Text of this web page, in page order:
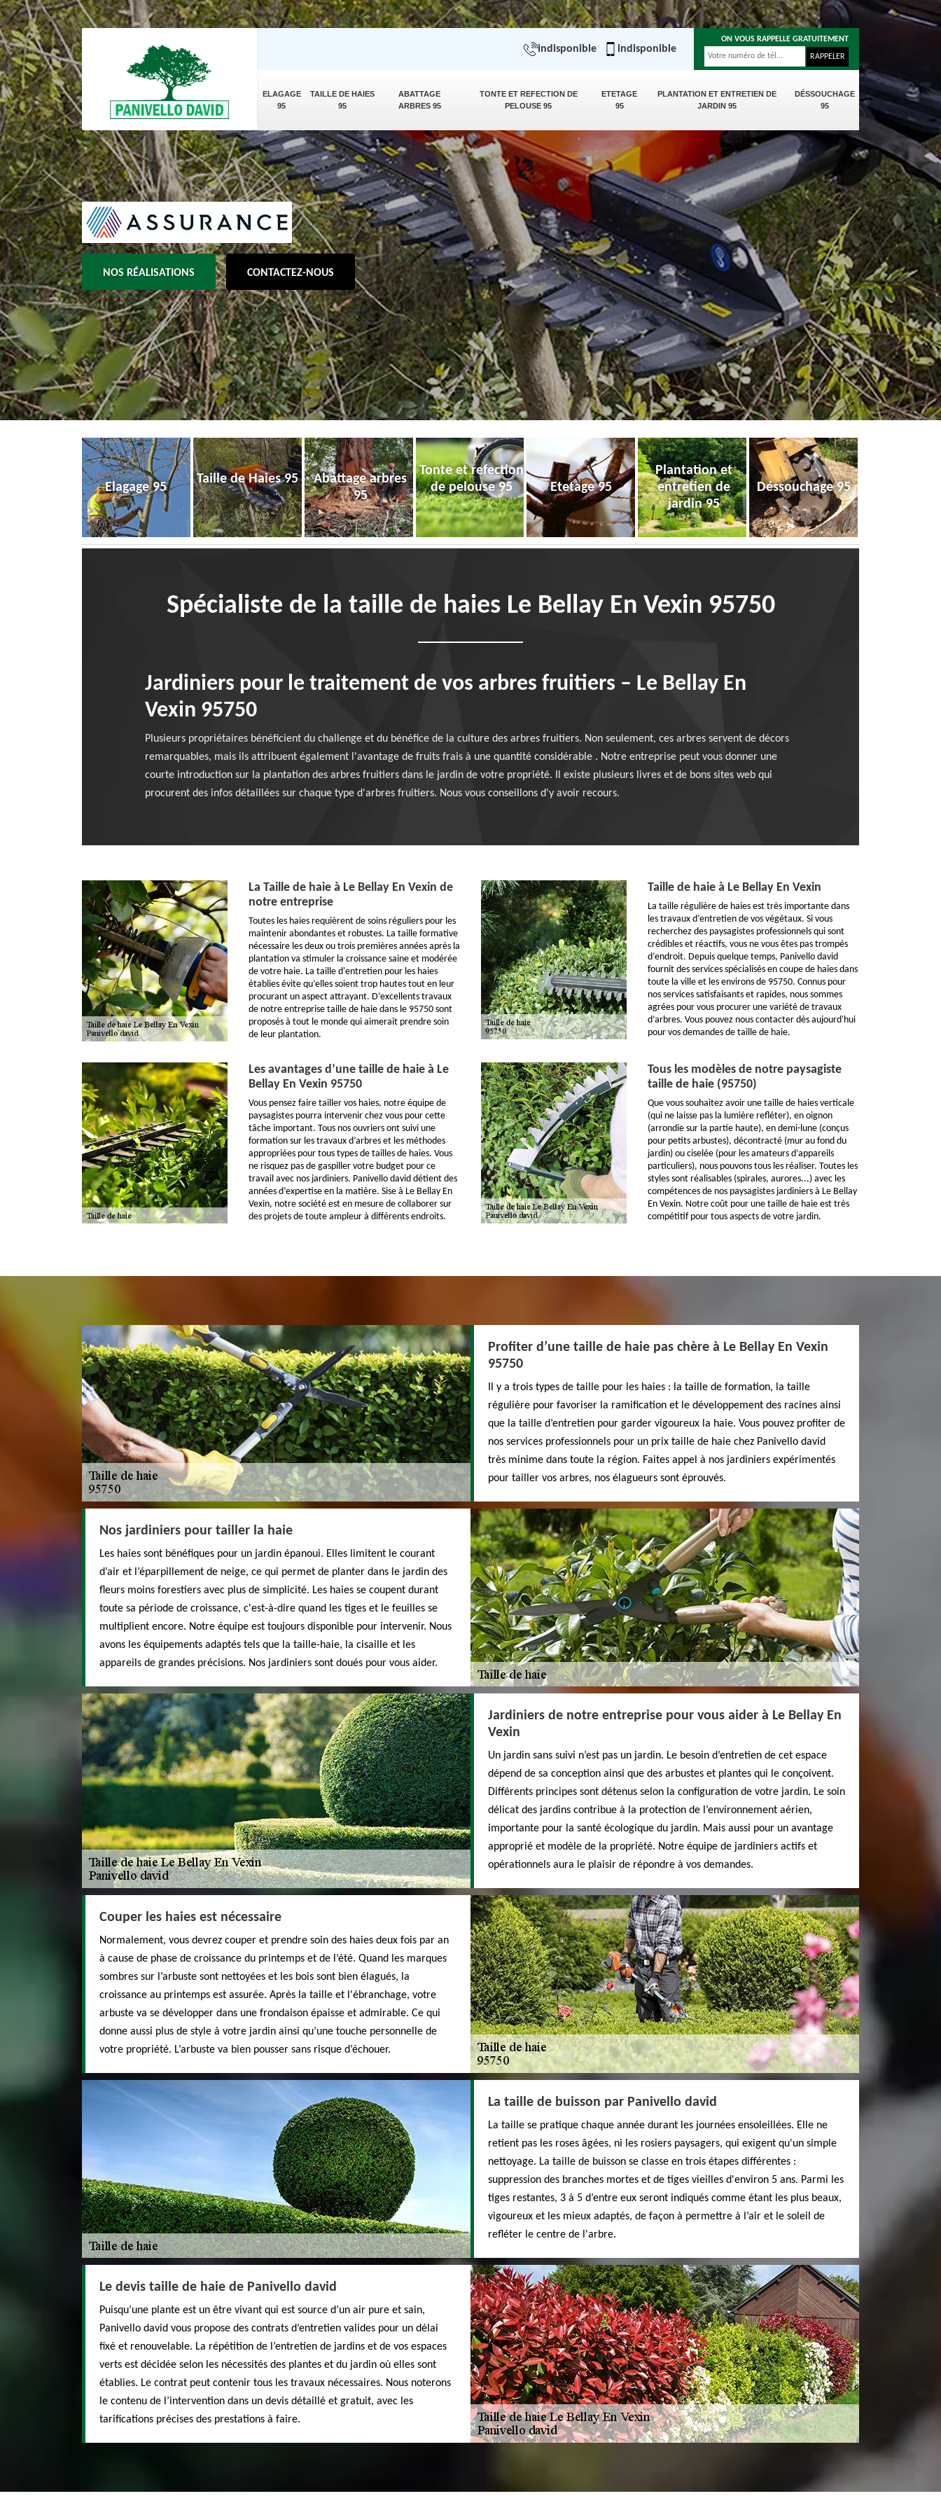
ELAGAGE
95
TAILLE DE HAIES
95
ABATTAGE
ARBRES 95
TONTE ET REFECTION DE
PELOUSE 95
ETETAGE
95
PLANTATION ET ENTRETIEN DE
JARDIN 95
DÉSSOUCHAGE
95
indisponible indisponible
ON VOUS RAPPELLE GRATUITEMENT
NOS RÉALISATIONS CONTACTEZ-NOUS
Elagage 95
Taille de Haies 95
Abattage arbres
95
Tonte et refection
de pelouse 95
Etetage 95
Plantation et
entretien de
jardin 95
Déssouchage 95
Spécialiste de la taille de haies Le Bellay En Vexin 95750
Jardiniers pour le traitement de vos arbres fruitiers – Le Bellay En
Vexin 95750
Plusieurs propriétaires bénéficient du challenge et du bénéfice de la culture des arbres fruitiers. Non seulement, ces arbres servent de décors
remarquables, mais ils attribuent également l'avantage de fruits frais à une quantité considérable . Notre entreprise peut vous donner une
courte introduction sur la plantation des arbres fruitiers dans le jardin de votre propriété. Il existe plusieurs livres et de bons sites web qui
procurent des infos détaillées sur chaque type d'arbres fruitiers. Nous vous conseillons d'y avoir recours.
La Taille de haie à Le Bellay En Vexin de
notre entreprise
Toutes les haies requièrent de soins réguliers pour les
maintenir abondantes et robustes. La taille formative
nécessaire les deux ou trois premières années après la
plantation va stimuler la croissance saine et modérée
de votre haie. La taille d'entretien pour les haies
établies évite qu’elles soient trop hautes tout en leur
procurant un aspect attrayant. D’excellents travaux
de notre entreprise taille de haie dans le 95750 sont
proposés à tout le monde qui aimerait prendre soin
de leur plantation.
Taille de haie à Le Bellay En Vexin
La taille régulière de haies est très importante dans
les travaux d’entretien de vos végétaux. Si vous
recherchez des paysagistes professionnels qui sont
crédibles et réactifs, vous ne vous êtes pas trompés
d’endroit. Depuis quelque temps, Panivello david
fournit des services spécialisés en coupe de haies dans
toute la ville et les environs de 95750. Connus pour
nos services satisfaisants et rapides, nous sommes
agrées pour vous procurer une variété de travaux
d’arbres. Vous pouvez nous contacter dès aujourd'hui
pour vos demandes de taille de haie.
Les avantages d’une taille de haie à Le
Bellay En Vexin 95750
Vous pensez faire tailler vos haies, notre équipe de
paysagistes pourra intervenir chez vous pour cette
tâche important. Tous nos ouvriers ont suivi une
formation sur les travaux d’arbres et les méthodes
appropriées pour tous types de tailles de haies. Vous
ne risquez pas de gaspiller votre budget pour ce
travail avec nos jardiniers. Panivello david détient des
années d’expertise en la matière. Sise à Le Bellay En
Vexin, notre société est en mesure de collaborer sur
des projets de toute ampleur à différents endroits.
Tous les modèles de notre paysagiste
taille de haie (95750)
Que vous souhaitez avoir une taille de haies verticale
(qui ne laisse pas la lumière refléter), en oignon
(arrondie sur la partie haute), en demi-lune (conçus
pour petits arbustes), décontracté (mur au fond du
jardin) ou ciselée (pour les amateurs d’appareils
particuliers), nous pouvons tous les réaliser. Toutes les
styles sont réalisables (spirales, aurores...) avec les
compétences de nos paysagistes jardiniers à Le Bellay
En Vexin. Notre coût pour une taille de haie est très
compétitif pour tous aspects de votre jardin.
Profiter d’une taille de haie pas chère à Le Bellay En Vexin
95750
Il y a trois types de taille pour les haies : la taille de formation, la taille
régulière pour favoriser la ramification et le développement des racines ainsi
que la taille d’entretien pour garder vigoureux la haie. Vous pouvez profiter de
nos services professionnels pour un prix taille de haie chez Panivello david
très minime dans toute la région. Faites appel à nos jardiniers expérimentés
pour tailler vos arbres, nos élagueurs sont éprouvés.
Nos jardiniers pour tailler la haie
Les haies sont bénéfiques pour un jardin épanoui. Elles limitent le courant
d’air et l’éparpillement de neige, ce qui permet de planter dans le jardin des
fleurs moins forestiers avec plus de simplicité. Les haies se coupent durant
toute sa période de croissance, c'est-à-dire quand les tiges et le feuilles se
multiplient encore. Notre équipe est toujours disponible pour intervenir. Nous
avons les équipements adaptés tels que la taille-haie, la cisaille et les
appareils de grandes précisions. Nos jardiniers sont doués pour vous aider.
Jardiniers de notre entreprise pour vous aider à Le Bellay En
Vexin
Un jardin sans suivi n’est pas un jardin. Le besoin d’entretien de cet espace
dépend de sa conception ainsi que des arbustes et plantes qui le conçoivent.
Différents principes sont détenus selon la configuration de votre jardin. Le soin
délicat des jardins contribue à la protection de l’environnement aérien,
importante pour la santé écologique du jardin. Mais aussi pour un avantage
approprié et modèle de la propriété. Notre équipe de jardiniers actifs et
opérationnels aura le plaisir de répondre à vos demandes.
Couper les haies est nécessaire
Normalement, vous devrez couper et prendre soin des haies deux fois par an
à cause de phase de croissance du printemps et de l’été. Quand les marques
sombres sur l’arbuste sont nettoyées et les bois sont bien élagués, la
croissance au printemps est assurée. Après la taille et l'ébranchage, votre
arbuste va se développer dans une frondaison épaisse et admirable. Ce qui
donne aussi plus de style à votre jardin ainsi qu’une touche personnelle de
votre propriété. L’arbuste va bien pousser sans risque d’échouer.
La taille de buisson par Panivello david
La taille se pratique chaque année durant les journées ensoleillées. Elle ne
retient pas les roses âgées, ni les rosiers paysagers, qui exigent qu'un simple
nettoyage. La taille de buisson se classe en trois étapes différentes :
suppression des branches mortes et de tiges vieilles d'environ 5 ans. Parmi les
tiges restantes, 3 à 5 d’entre eux seront indiqués comme étant les plus beaux,
vigoureux et les mieux adaptés, de façon à permettre à l’air et le soleil de
refléter le centre de l'arbre.
Le devis taille de haie de Panivello david
Puisqu’une plante est un être vivant qui est source d’un air pure et sain,
Panivello david vous propose des contrats d’entretien valides pour un délai
fixé et renouvelable. La répétition de l’entretien de jardins et de vos espaces
verts est décidée selon les nécessités des plantes et du jardin où elles sont
établies. Le contrat peut contenir tous les travaux nécessaires. Nous noterons
le contenu de l’intervention dans un devis détaillé et gratuit, avec les
tarifications précises des prestations à faire.